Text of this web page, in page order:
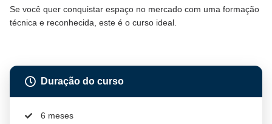
Se você quer conquistar espaço no mercado com uma formação
técnica e reconhecida, este é o curso ideal.
Duração do curso
6 meses